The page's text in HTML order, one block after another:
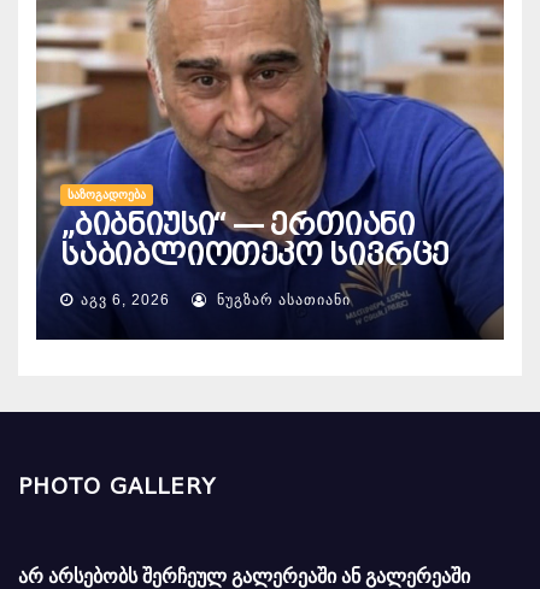
ᲡᲐᲖᲝᲒᲐᲓᲝᲔᲑᲐ
„ბიბნიუსი“ — ერთიანი
საბიბლიოთეკო სივრცე
ᲐᲒᲕ 6, 2026 ᲜᲣᲒᲖᲐᲠ ᲐᲡᲐᲗᲘᲐᲜᲘ
PHOTO GALLERY
არ არსებობს შერჩეულ გალერეაში ან გალერეაში